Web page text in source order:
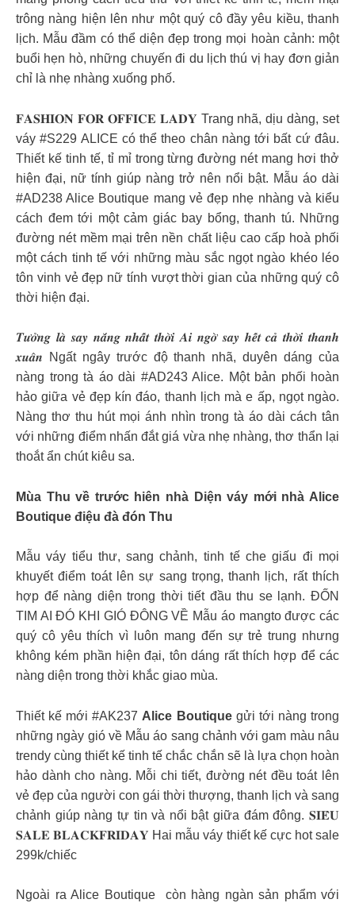
trông nàng hiện lên như một quý cô đầy yêu kiều, thanh
lịch. Mẫu đầm có thể diện đẹp trong mọi hoàn cảnh: một
buổi hẹn hò, những chuyến đi du lịch thú vị hay đơn giản
chỉ là nhẹ nhàng xuống phố.
𝐅𝐀𝐒𝐇𝐈𝐎𝐍 𝐅𝐎𝐑 𝐎𝐅𝐅𝐈𝐂𝐄 𝐋𝐀𝐃𝐘 Trang nhã, dịu dàng, set
váy #S229 ALICE có thể theo chân nàng tới bất cứ đâu.
Thiết kế tinh tế, tỉ mỉ trong từng đường nét mang hơi thở
hiện đại, nữ tính giúp nàng trở nên nổi bật. Mẫu áo dài
#AD238 Alice Boutique mang vẻ đẹp nhẹ nhàng và kiểu
cách đem tới một cảm giác bay bổng, thanh tú. Những
đường nét mềm mại trên nền chất liệu cao cấp hoà phối
một cách tinh tế với những màu sắc ngọt ngào khéo léo
tôn vinh vẻ đẹp nữ tính vượt thời gian của những quý cô
thời hiện đại.
𝑻𝒖̛𝒐̛̉𝒏𝒈 𝒍𝒂̀ 𝒔𝒂𝒚 𝒏𝒂̆́𝒏𝒈 𝒏𝒉𝒂̂́𝒕 𝒕𝒉𝒐̛̀𝒊 𝑨𝒊 𝒏𝒈𝒐̛̀ 𝒔𝒂𝒚 𝒉𝒆̂́𝒕 𝒄𝒂̉ 𝒕𝒉𝒐̛̀𝒊 𝒕𝒉𝒂𝒏𝒉
𝒙𝒖𝒂̂𝒏 Ngất ngây trước độ thanh nhã, duyên dáng của
nàng trong tà áo dài #AD243 Alice. Một bản phối hoàn
hảo giữa vẻ đẹp kín đáo, thanh lịch mà e ấp, ngọt ngào.
Nàng thơ thu hút mọi ánh nhìn trong tà áo dài cách tân
với những điểm nhấn đắt giá vừa nhẹ nhàng, thơ thẩn lại
thoắt ẩn chút kiêu sa.
Mùa Thu về trước hiên nhà Diện váy mới nhà Alice
Boutique điệu đà đón Thu
Mẫu váy tiểu thư, sang chảnh, tinh tế che giấu đi mọi
khuyết điểm toát lên sự sang trọng, thanh lịch, rất thích
hợp để nàng diện trong thời tiết đầu thu se lạnh. ĐỐN
TIM AI ĐÓ KHI GIÓ ĐÔNG VỀ Mẫu áo mangto được các
quý cô yêu thích vì luôn mang đến sự trẻ trung nhưng
không kém phần hiện đại, tôn dáng rất thích hợp để các
nàng diện trong thời khắc giao mùa.
Thiết kế mới #AK237 Alice Boutique gửi tới nàng trong
những ngày gió về Mẫu áo sang chảnh với gam màu nâu
trendy cùng thiết kế tinh tế chắc chắn sẽ là lựa chọn hoàn
hảo dành cho nàng. Mỗi chi tiết, đường nét đều toát lên
vẻ đẹp của người con gái thời thượng, thanh lịch và sang
chảnh giúp nàng tự tin và nổi bật giữa đám đông. 𝐒𝐈𝐄̂𝐔
𝐒𝐀𝐋𝐄 𝐁𝐋𝐀𝐂𝐊𝐅𝐑𝐈𝐃𝐀𝐘 Hai mẫu váy thiết kế cực hot sale
299k/chiếc
Ngoài ra Alice Boutique còn hàng ngàn sản phẩm với